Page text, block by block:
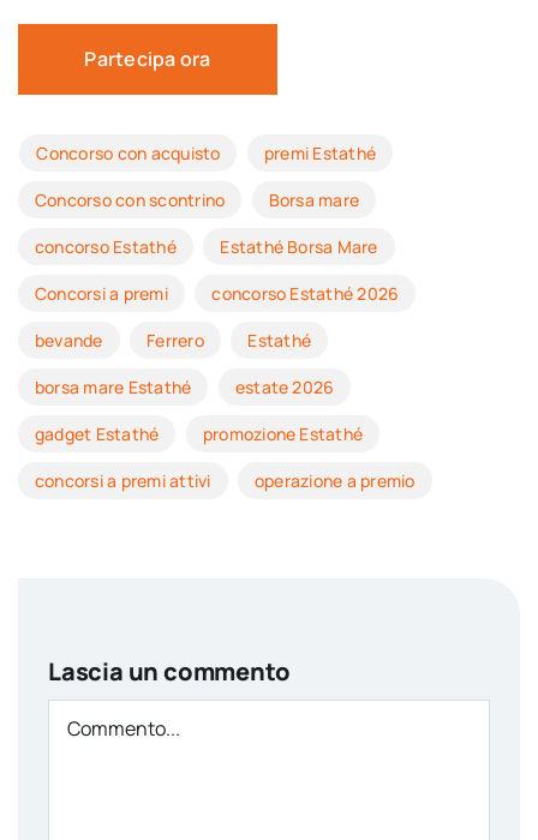
Partecipa ora
Concorso con acquisto premi Estathé
Concorso con scontrino Borsa mare
concorso Estathé Estathé Borsa Mare
Concorsi a premi concorso Estathé 2026
bevande Ferrero Estathé
borsa mare Estathé estate 2026
gadget Estathé promozione Estathé
concorsi a premi attivi operazione a premio
Lascia un commento
Comment